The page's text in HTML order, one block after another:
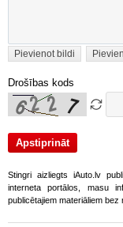
Pievienot bildi
Drošības kods
Stingri aizliegts iAuto.lv
interneta portālos, masu
publicētajiem materiāliem